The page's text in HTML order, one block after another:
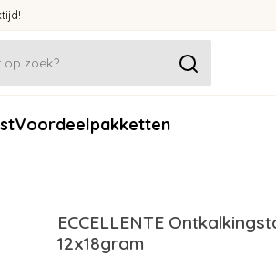
Voordeelpakketten
ECCELLENTE
12x18gram